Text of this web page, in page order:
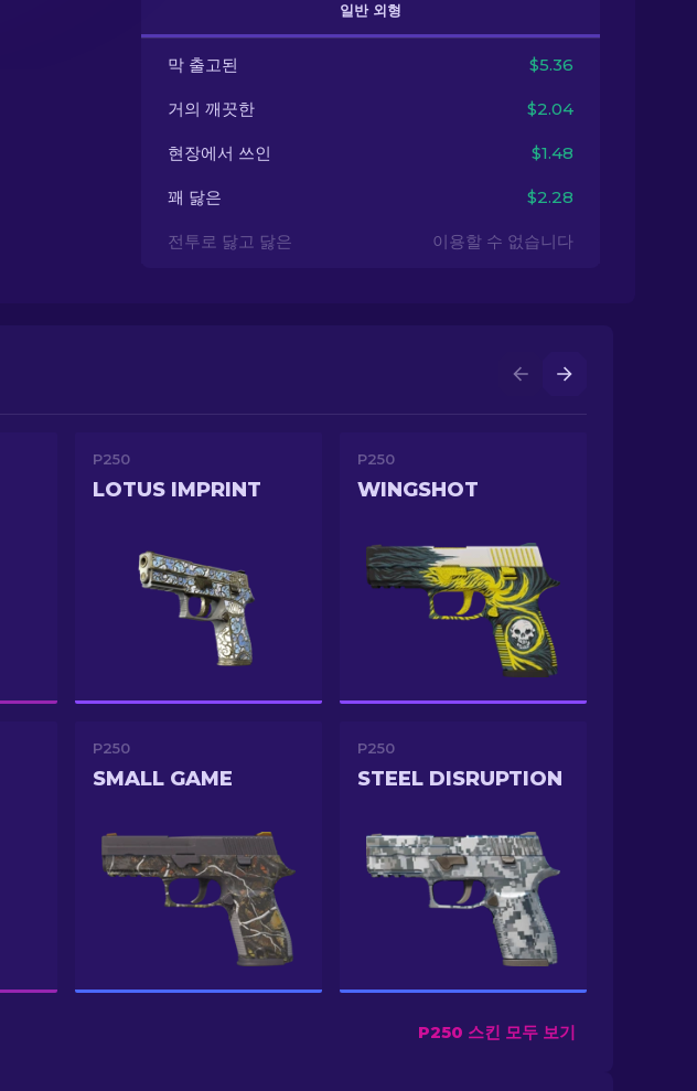
일반 외형
막 출고된 $5.36
거의 깨끗한 $2.04
현장에서 쓰인 $1.48
꽤 닳은 $2.28
전투로 닳고 닳은 이용할 수 없습니다
P250
LOTUS IMPRINT
P250
WINGSHOT
P250
SMALL GAME
P250
STEEL DISRUPTION
P250 스킨 모두 보기